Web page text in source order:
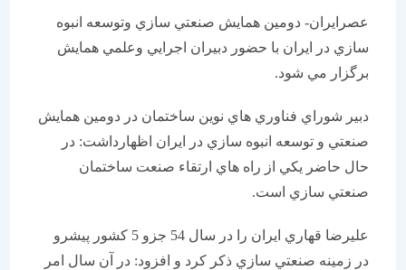
عصرایران- دومين همايش صنعتي سازي وتوسعه انبوه
سازي در ايران با حضور دبيران اجرايي وعلمي همايش
برگزار مي شود.
دبير شوراي فناوري هاي نوين ساختمان در دومين همايش
صنعتي و توسعه انبوه سازي در ايران اظهارداشت: در
حال حاضر يکي از راه هاي ارتقاء صنعت ساختمان
صنعتي سازي است.
عليرضا قهاري ايران را در سال 54 جزو 5 کشور پيشرو
در زمينه صنعتي سازي ذکر کرد و افزود: در آن سال امر